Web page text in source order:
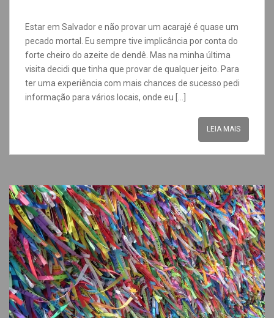
Estar em Salvador e não provar um acarajé é quase um
pecado mortal. Eu sempre tive implicância por conta do
forte cheiro do azeite de dendê. Mas na minha última
visita decidi que tinha que provar de qualquer jeito. Para
ter uma experiência com mais chances de sucesso pedi
informação para vários locais, onde eu […]
LEIA MAIS